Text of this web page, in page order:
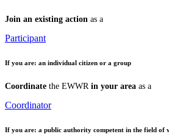
Join an existing action as a
Participant
If you are: an individual citizen or a group
Coordinate the EWWR in your area as a
Coordinator
If you are: a public authority competent in the field of